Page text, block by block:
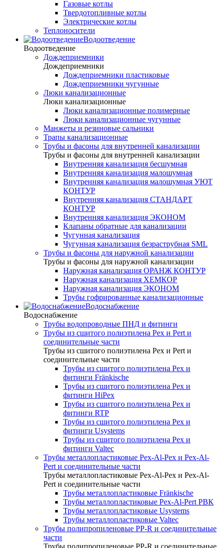
Газовые котлы
Твердотопливные котлы
Электрические котлы
Теплоносители
Водоотведение
Водоотведение
Дождеприемники
Дождеприемники
Дождеприемники пластиковые
Дождеприемники чугунные
Люки канализационные
Люки канализационные
Люки канализационные полимерные
Люки канализационные чугунные
Манжеты и резиновые сальники
Трапы канализационные
Трубы и фасоны для внутренней канализации
Трубы и фасоны для внутренней канализации
Внутренняя канализация бесшумная
Внутренняя канализация малошумная
Внутренняя канализация малошумная УЮТ
КОНТУР
Внутренняя канализация СТАНДАРТ
КОНТУР
Внутренняя канализация ЭКОНОМ
Клапаны обратные для канализации
Чугунная канализация
Чугунная канализация безраструбная SML
Трубы и фасоны для наружной канализации
Трубы и фасоны для наружной канализации
Наружная канализация ОРАНЖ КОНТУР
Наружная канализация ХЕМКОР
Наружная канализация ЭКОНОМ
Трубы гофрированные канализационные
Водоснабжение
Водоснабжение
Трубы водопроводные ПНД и фитинги
Трубы из сшитого полиэтилена Pex и Pert и
соединительные части
Трубы из сшитого полиэтилена Pex и Pert и
соединительные части
Трубы из сшитого полиэтилена Pex и
фитинги Fränkische
Трубы из сшитого полиэтилена Pex и
фитинги HiPex
Трубы из сшитого полиэтилена Pex и
фитинги RTP
Трубы из сшитого полиэтилена Pex и
фитинги Usystems
Трубы из сшитого полиэтилена Pex и
фитинги Valtec
Трубы металлопластиковые Pex-Al-Pex и Pex-Al-
Pert и соединительные части
Трубы металлопластиковые Pex-Al-Pex и Pex-Al-
Pert и соединительные части
Трубы металлопластиковые Fränkische
Трубы металлопластиковые Pex-Al-Pert РВК
Трубы металлопластиковые Usystems
Трубы металлопластиковые Valtec
Трубы полипропиленовые PP-R и соединительные
части
Трубы полипропиленовые PP-R и соединительные